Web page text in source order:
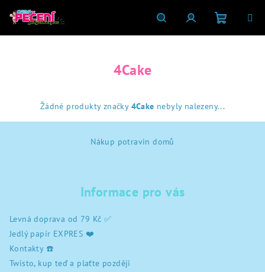
HledatPřihlášeníNákupní
4Cake
Žádné produkty značky 4Cake nebyly nalezeny...
Nákup potravin domů
Informace pro vás
Levná doprava od 79 Kč ✅
Jedlý papír EXPRES ❤️
Kontakty ☎️
Twisto, kup teď a plaťte později